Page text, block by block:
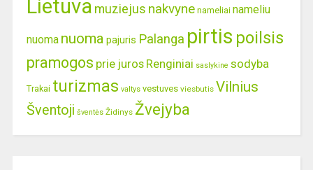
Lietuva muziejus nakvyne nameliai nameliu
nuoma nuoma pajuris Palanga pirtis poilsis
pramogos prie juros Renginiai saslykine sodyba
Trakai turizmas valtys vestuves viesbutis Vilnius
Šventoji šventės Židinys Žvejyba